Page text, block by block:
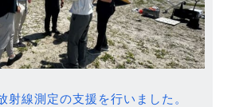
射線測定の支援を行いました。